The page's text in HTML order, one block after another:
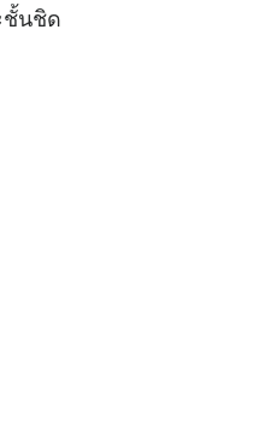
ชั้นชิด